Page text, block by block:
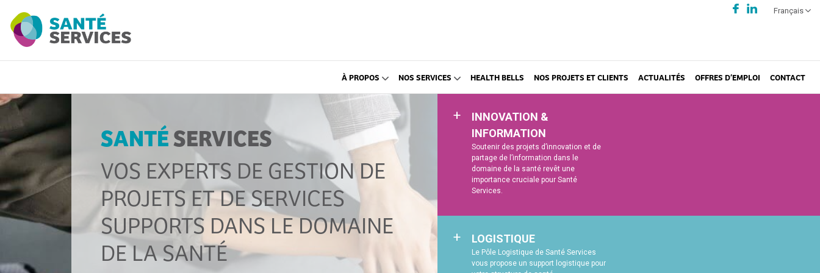
Français
À PROPOS NOS SERVICES HEALTH BELLS NOS PROJETS ET CLIENTS ACTUALITÉS OFFRES D’EMPLOI CONTACT
SANTÉSERVICES
VOS EXPERTS DE GESTION DE
PROJETS ET DE SERVICES
SUPPORTS DANS LE DOMAINE
DE LA SANTÉ
INNOVATION &
INFORMATION
Soutenir des projets d’innovation et de
partage de l’information dans le
domaine de la santé revêt une
importance cruciale pour Santé
Services.
L’information et l’innovation sont des piliers
L’information bien gérée permet une prise
de décision éclairée, favorise l’efficacité
LOGISTIQUE
Le Pôle Logistique de Santé Services
vous propose un support logistique pour